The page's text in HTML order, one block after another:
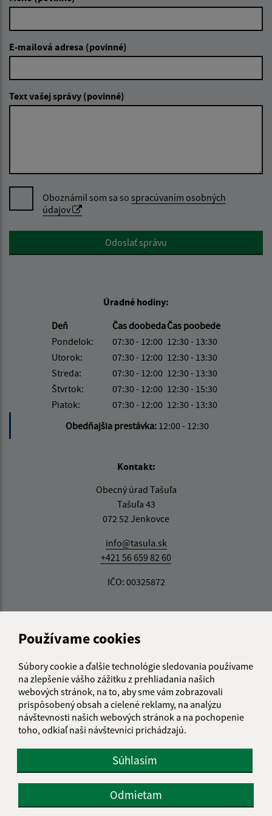
Používame cookies
Súbory cookie a ďalšie technológie sledovania používame
na zlepšenie vášho zážitku z prehliadania našich
webových stránok, na to, aby sme vám zobrazovali
prispôsobený obsah a cielené reklamy, na analýzu
návštevnosti našich webových stránok a na pochopenie
toho, odkiaľ naši návštevníci prichádzajú.
Súhlasím
Odmietam
E-mailová adresa (povinné)
Text vašej správy (povinné)
Oboznámil som sa so spracúvaním osobných
údajov
Google reCaptcha ResponseOdoslať správu
Úradné hodiny:
Deň
Čas doobedaČas poobede
Pondelok:
07:30 - 12:00 12:30 - 13:30
Utorok:
07:30 - 12:00 12:30 - 13:30
Streda:
07:30 - 12:00 12:30 - 13:30
Štvrtok:
07:30 - 12:00 12:30 - 15:30
Piatok:
07:30 - 12:00 12:30 - 13:30
Obedňajšia prestávka: 12:00 - 12:30
Kontakt:
Obecný úrad Tašuľa
Tašuľa 43
072 52 Jenkovce
info@tasula.sk
+421 56 659 82 60
IČO: 00325872
Informácie o stránke: